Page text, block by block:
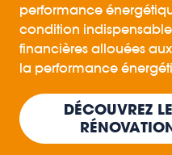
performance
condition
financières allouées
la performance
DÉCOUVREZ